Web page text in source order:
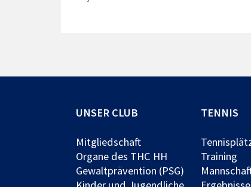
UNSER CLUB
Mitgliedschaft
Organe des THC HH
Gewaltprävention (PSG)
TENNIS
Training